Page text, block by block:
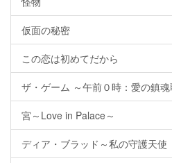
仮面の秘密
この恋は初めてだから
ザ・ゲーム ～午前０時：愛の鎮
宮～Love in Palace～
ディア・ブラッド～私の守護天使